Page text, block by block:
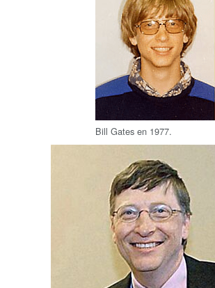
Bill Gates en 1977.